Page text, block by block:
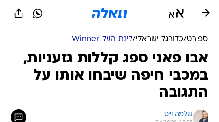
ספורט/כדורגל ישראלי/ליגת העל Winner
אבו פאני ספג קללות גזעניות,
במכבי חיפה שיבחו אותו על
התגובה
שלמה וייס